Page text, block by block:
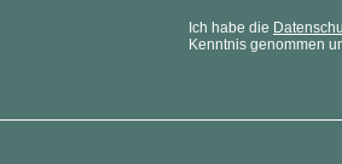
Ich habe die
Kenntnis genommen